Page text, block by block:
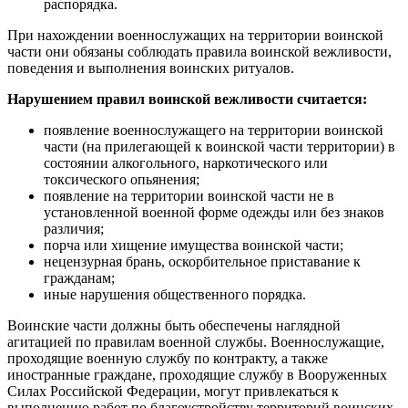
распорядка.
При нахождении военнослужащих на территории воинской
части они обязаны соблюдать правила воинской вежливости,
поведения и выполнения воинских ритуалов.
Нарушением правил воинской вежливости считается:
появление военнослужащего на территории воинской
части (на прилегающей к воинской части территории) в
состоянии алкогольного, наркотического или
токсического опьянения;
появление на территории воинской части не в
установленной военной форме одежды или без знаков
различия;
порча или хищение имущества воинской части;
нецензурная брань, оскорбительное приставание к
гражданам;
иные нарушения общественного порядка.
Воинские части должны быть обеспечены наглядной
агитацией по правилам военной службы. Военнослужащие,
проходящие военную службу по контракту, а также
иностранные граждане, проходящие службу в Вооруженных
Силах Российской Федерации, могут привлекаться к